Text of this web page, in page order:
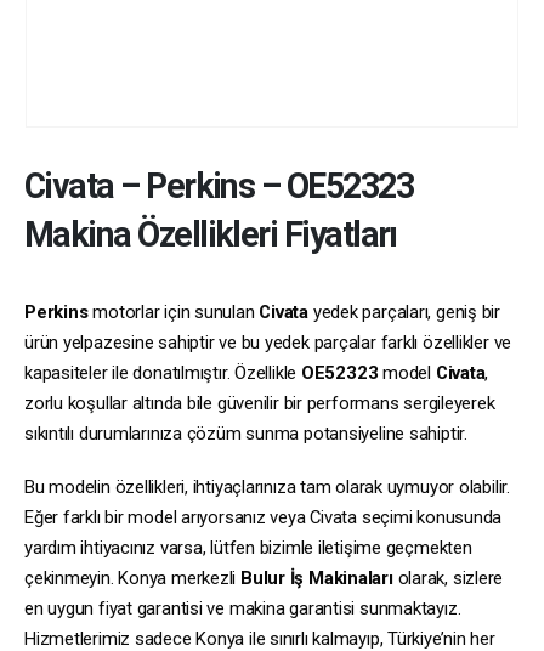
Civata– Perkins–OE52323
Makina Özellikleri Fiyatları
Perkinsmotorlar için sunulan Civata yedek parçaları, geniş bir
ürün yelpazesine sahiptir ve bu yedek parçalar farklı özellikler ve
kapasiteler ile donatılmıştır. Özellikle OE52323 model Civata,
zorlu koşullar altında bile güvenilir bir performans sergileyerek
sıkıntılı durumlarınıza çözüm sunma potansiyeline sahiptir.
Bu modelin özellikleri, ihtiyaçlarınıza tam olarak uymuyor olabilir.
Eğer farklı bir model arıyorsanız veya Civata seçimi konusunda
yardım ihtiyacınız varsa, lütfen bizimle iletişime geçmekten
çekinmeyin. Konya merkezli Bulur İş Makinalarıolarak, sizlere
en uygun fiyat garantisi ve makina garantisi sunmaktayız.
Hizmetlerimiz sadece Konya ile sınırlı kalmayıp, Türkiye’nin her